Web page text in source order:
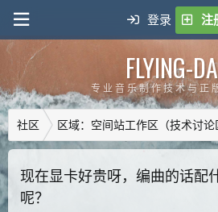
登录 注
FLYING-
专 业 音 乐 制 作 技 术 与 正
社区 区域：空间站工作区（技术讨论
现在显卡好贵呀，编曲的话配
呢？